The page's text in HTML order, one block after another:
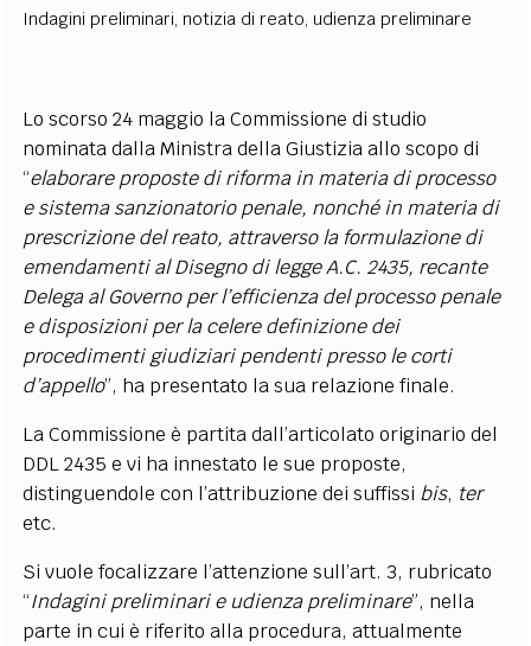
Indagini preliminari, notizia di reato, udienza preliminare
Lo scorso 24 maggio la Commissione di studio
nominata dalla Ministra della Giustizia allo scopo di
“elaborare proposte di riforma in materia di processo
e sistema sanzionatorio penale, nonché in materia di
prescrizione del reato, attraverso la formulazione di
emendamenti al Disegno di legge A.C. 2435, recante
Delega al Governo per l’efficienza del processo penale
e disposizioni per la celere definizione dei
procedimenti giudiziari pendenti presso le corti
d’appello”, ha presentato la sua relazione finale.
La Commissione è partita dall’articolato originario del
DDL 2435 e vi ha innestato le sue proposte,
distinguendole con l’attribuzione dei suffissi bis, ter
etc.
Si vuole focalizzare l’attenzione sull’art. 3, rubricato
“Indagini preliminari e udienza preliminare”, nella
parte in cui è riferito alla procedura, attualmente